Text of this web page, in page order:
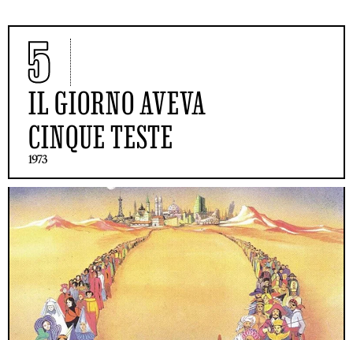
5
IL GIORNO AVEVA
CINQUE TESTE
1973